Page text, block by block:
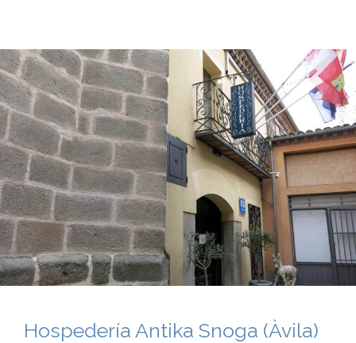
Hospedería Antika Snoga (Àvila)